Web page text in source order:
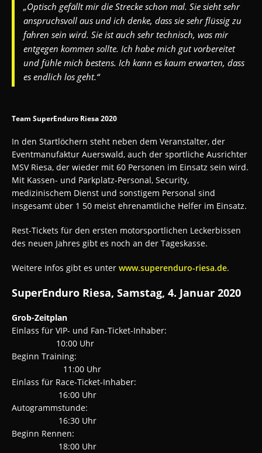
„Optisch gefällt mir die Strecke schon mal. Sie sieht sehr
anspruchsvoll aus und ich denke, dass sie sehr flüssig zu
fahren sein wird. Sie ist auch sehr technisch, was mir
entgegen kommen sollte. Ich habe mich gut vorbereitet
und fühle mich bestens. Ich kann es kaum erwarten, dass
es endlich los geht.“
Team SuperEnduro Riesa 2020
In den Startlöchern steht neben dem Veranstalter, der
Eventmanufaktur Auerswald, auch der sportliche Ausrichter
MSV Riesa, der wieder mit 60 Personen im Einsatz sein wird.
Mit Kassen- und Parkplatz-Personal, Security,
medizinischem Dienst und sonstigem Personal sind
insgesamt über 1 50 meist ehrenamtliche Helfer im Einsatz.
Rest-Tickets für den ersten motorsportlichen Leckerbissen
des neuen Jahres gibt es noch an der Tageskasse.
Weitere Infos gibt es unter www.superenduro-riesa.de.
SuperEnduro Riesa, Samstag, 4. Januar 2020
Grob-Zeitplan
Einlass für VIP- und Fan-Ticket-Inhaber:
10:00 Uhr
Beginn Training:
11:00 Uhr
Einlass für Race-Ticket-Inhaber:
16:00 Uhr
Autogrammstunde:
16:30 Uhr
Beginn Rennen:
18:00 Uhr